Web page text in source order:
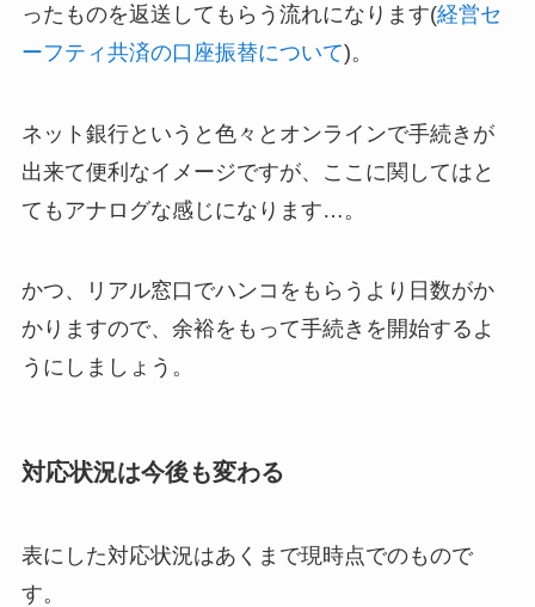
ったものを返送してもらう流れになります(経営セ
ーフティ共済の口座振替について)。
ネット銀行というと色々とオンラインで手続きが
出来て便利なイメージですが、ここに関してはと
てもアナログな感じになります…。
かつ、リアル窓口でハンコをもらうより日数がか
かりますので、余裕をもって手続きを開始するよ
うにしましょう。
対応状況は今後も変わる
表にした対応状況はあくまで現時点でのもので
す。